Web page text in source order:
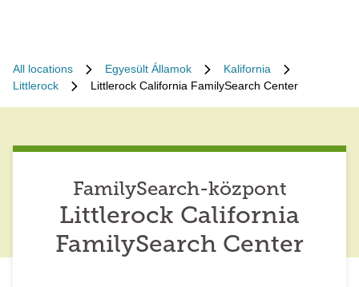
All locations Egyesült Államok
Kalifornia
Littlerock
Littlerock California FamilySearch Center
FamilySearch-központ
Littlerock California
FamilySearch Center